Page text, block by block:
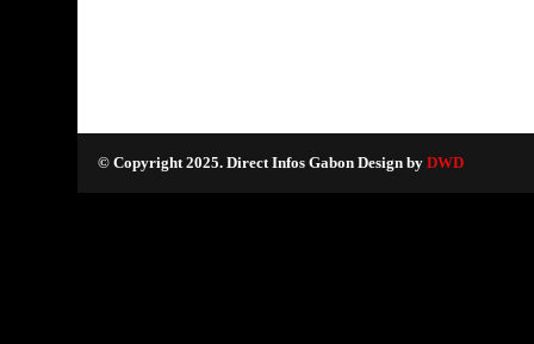
© Copyright 2025. Direct Infos Gabon Design by DWD